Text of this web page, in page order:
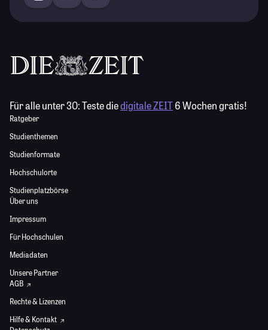
Für alle unter 30:Teste diedigitale ZEIT6 Wochen gratis!
Ratgeber
Studienthemen
Studienformate
Hochschulorte
Studienplatzbörse
Über uns
Impressum
Für Hochschulen
Mediadaten
Unsere Partner
AGB
Rechte & Lizenzen
Hilfe & Kontakt